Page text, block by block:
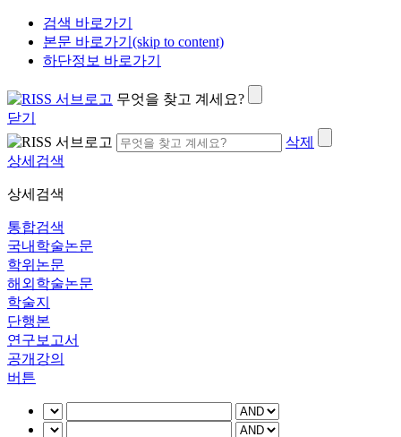
검색 바로가기
본문 바로가기(skip to content)
하단정보 바로가기
무엇을 찾고 계세요?
닫기
삭제
상세검색
상세검색
통합검색
국내학술논문
학위논문
해외학술논문
학술지
단행본
연구보고서
공개강의
버튼